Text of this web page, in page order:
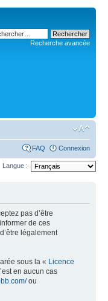
Recherche avancée
FAQ Connexion
Langue :
pas d’être
de ces
légalement
sous la « Licence
en aucun cas
ou